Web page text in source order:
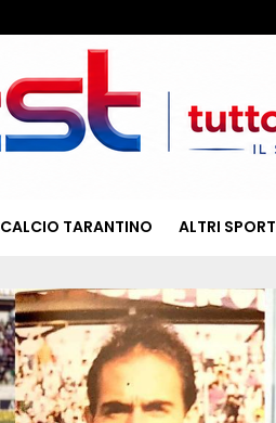
CALCIO TARANTINO ALTRI SPORT